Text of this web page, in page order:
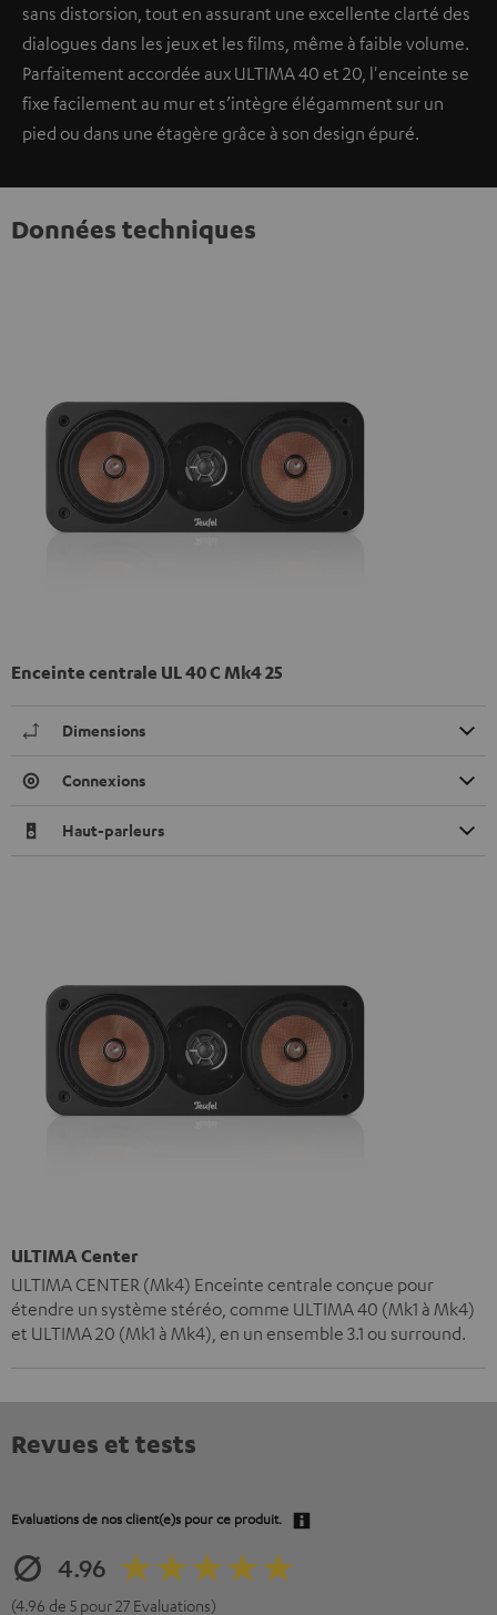
sans distorsion, tout en assurant une excellente clarté des
dialogues dans les jeux et les films, même à faible volume.
Parfaitement accordée aux ULTIMA 40 et 20, l'enceinte se
fixe facilement au mur et s’intègre élégamment sur un
pied ou dans une étagère grâce à son design épuré.
Données techniques
Enceinte centrale UL 40 C Mk4 25
Dimensions
Connexions
Haut-parleurs
ULTIMA Center
ULTIMA CENTER (Mk4) Enceinte centrale conçue pour
étendre un système stéréo, comme ULTIMA 40 (Mk1 à Mk4)
et ULTIMA 20 (Mk1 à Mk4), en un ensemble 3.1 ou surround.
Revues et tests
Evaluations de nos client(e)s pour ce produit.
4.96
(4.96 de 5 pour 27 Evaluations)